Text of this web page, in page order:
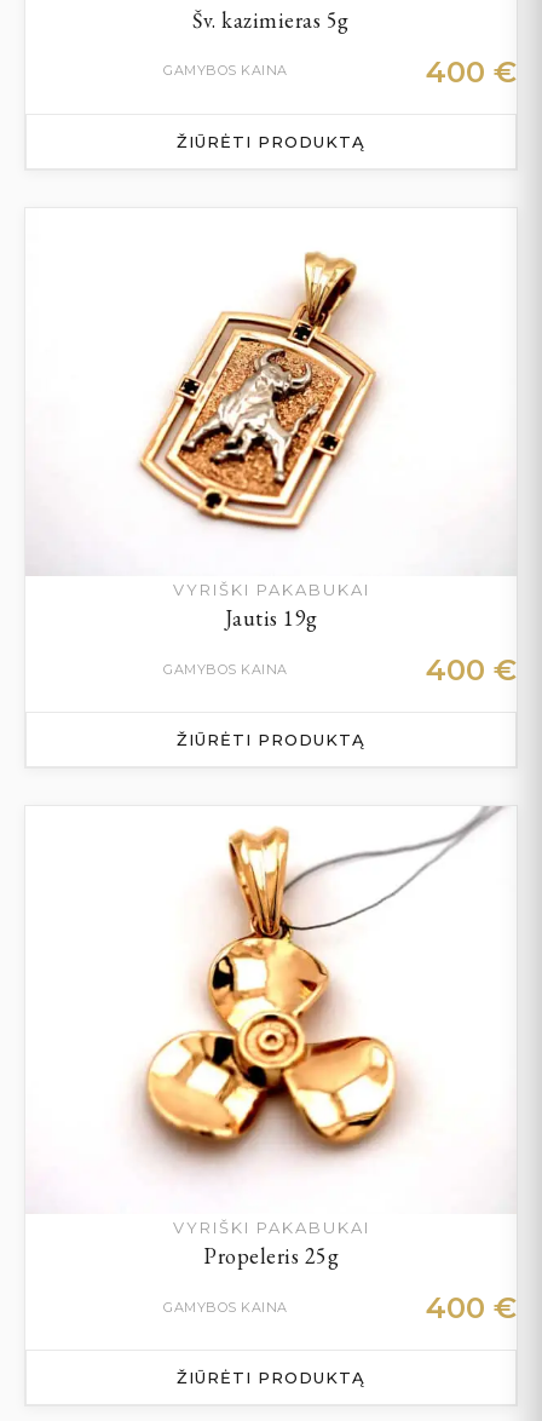
Šv. kazimieras 5g
GAMYBOS KAINA 400 €
ŽIŪRĖTI PRODUKTĄ
VYRIŠKI PAKABUKAI
Jautis 19g
GAMYBOS KAINA 400 €
ŽIŪRĖTI PRODUKTĄ
VYRIŠKI PAKABUKAI
Propeleris 25g
GAMYBOS KAINA 400 €
ŽIŪRĖTI PRODUKTĄ